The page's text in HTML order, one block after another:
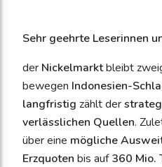
Sehr geehrte Leserinnen
der Nickelmarktbleibt
bewegen Indonesien-
langfristig zählt der
verlässlichen Quellen.
über eine mögliche
Erzquoten bis auf360 Mio.